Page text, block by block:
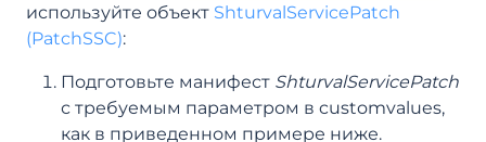
используйте объект ShturvalServicePatch
(PatchSSC):
Подготовьте манифест ShturvalServicePatch
с требуемым параметром в customvalues,
как в приведенном примере ниже.